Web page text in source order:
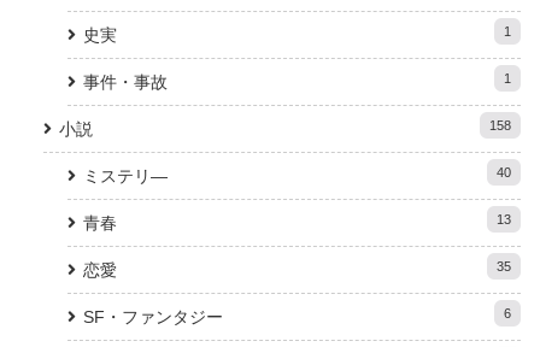
史実 1
事件・事故 1
小説 158
ミステリ― 40
青春 13
恋愛 35
SF・ファンタジー 6